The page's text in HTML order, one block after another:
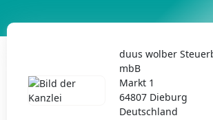
duus wolber
mbB
Markt 1
64807 Dieburg
Deutschland